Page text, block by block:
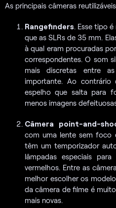
As principais câmeras
Rangefinders . Esse tipo
que as SLRs de 35 mm.
à qual eram procuradas
correspondentes. O som
mais discretas entre
importante. Ao
espelho que salta para
menos imagens
Câmera point-and-
com uma lente sem foco
têm um temporizador
lâmpadas especiais
vermelhos. Entre as
melhor escolher os
da câmera de filme é
mais novas.